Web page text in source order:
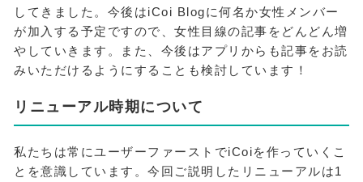
してきました。今後はiCoi Blogに何名か女性メンバー
が加入する予定ですので、女性目線の記事をどんどん増
やしていきます。また、今後はアプリからも記事をお読
みいただけるようにすることも検討しています！
リニューアル時期について
私たちは常にユーザーファーストでiCoiを作っていくこ
とを意識しています。今回ご説明したリニューアルは1